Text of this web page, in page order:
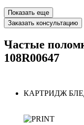
Показать еще
Заказать консультацию
Частые
108R00647
КАРТРИДЖ